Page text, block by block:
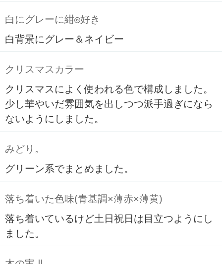
白にグレーに紺◎好き
白背景にグレー＆ネイビー
クリスマスカラー
クリスマスによく使われる色で構成しました。
少し華やいだ雰囲気を出しつつ派手過ぎになら
ないようにしました。
みどり。
グリーン系でまとめました。
落ち着いた色味(青基調×薄赤×薄黄)
落ち着いているけど土日祝日は目立つようにし
ました。